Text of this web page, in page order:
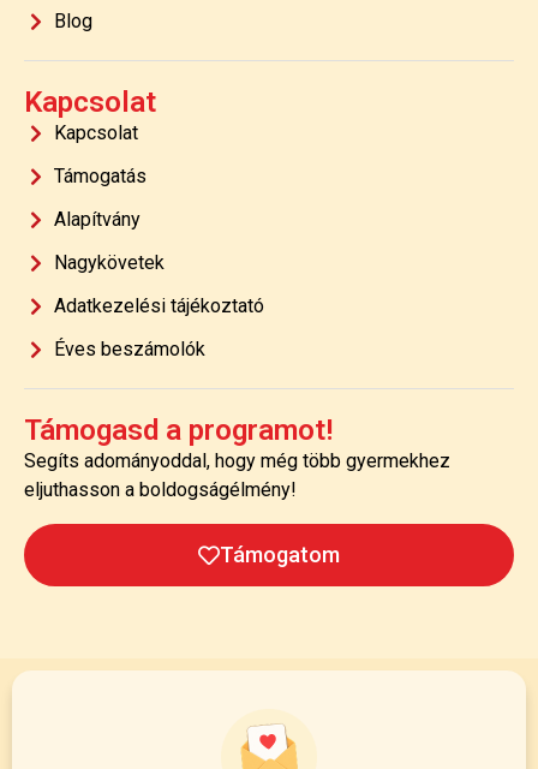
Blog
Kapcsolat
Kapcsolat
Támogatás
Alapítvány
Nagykövetek
Adatkezelési tájékoztató
Éves beszámolók
Támogasd a programot!
Segíts adományoddal, hogy még több gyermekhez
eljuthasson a boldogságélmény!
Támogatom